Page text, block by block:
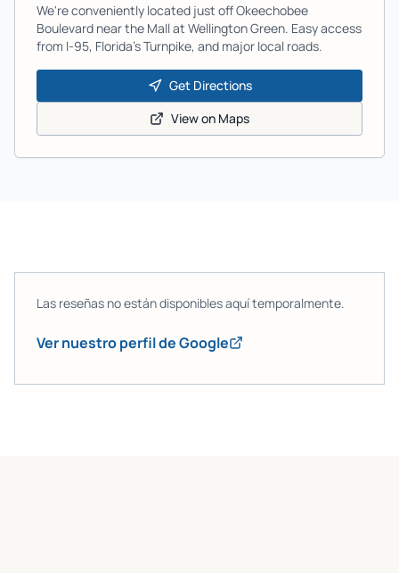
We're conveniently located just off Okeechobee
Boulevard near the Mall at Wellington Green. Easy access
from I-95, Florida's Turnpike, and major local roads.
Get Directions
View on Maps
Las reseñas no están disponibles aquí temporalmente.
Ver nuestro perfil de Google